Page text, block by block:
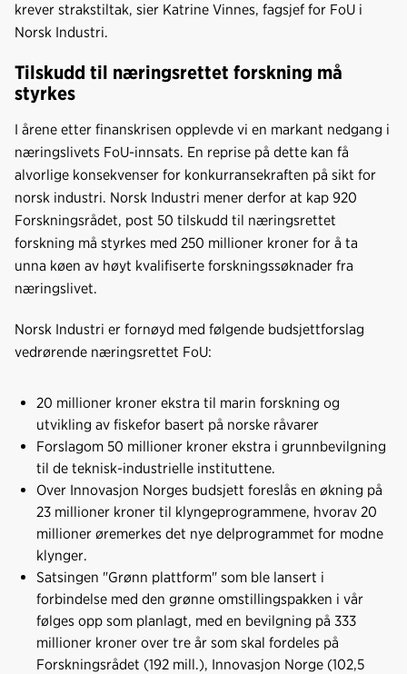
krever strakstiltak, sier Katrine Vinnes, fagsjef for FoU i
Norsk Industri.
Tilskudd til næringsrettet forskning må
styrkes
I årene etter finanskrisen opplevde vi en markant nedgang i
næringslivets FoU-innsats. En reprise på dette kan få
alvorlige konsekvenser for konkurransekraften på sikt for
norsk industri. Norsk Industri mener derfor at kap 920
Forskningsrådet, post 50 tilskudd til næringsrettet
forskning må styrkes med 250 millioner kroner for å ta
unna køen av høyt kvalifiserte forskningssøknader fra
næringslivet.
Norsk Industri er fornøyd med følgende budsjettforslag
vedrørende næringsrettet FoU:
20 millioner kroner ekstra til marin forskning og
utvikling av fiskefor basert på norske råvarer
Forslagom 50 millioner kroner ekstra i grunnbevilgning
til de teknisk-industrielle instituttene.
Over Innovasjon Norges budsjett foreslås en økning på
23 millioner kroner til klyngeprogrammene, hvorav 20
millioner øremerkes det nye delprogrammet for modne
klynger.
Satsingen "Grønn plattform" som ble lansert i
forbindelse med den grønne omstillingspakken i vår
følges opp som planlagt, med en bevilgning på 333
millioner kroner over tre år som skal fordeles på
Forskningsrådet (192 mill.), Innovasjon Norge (102,5